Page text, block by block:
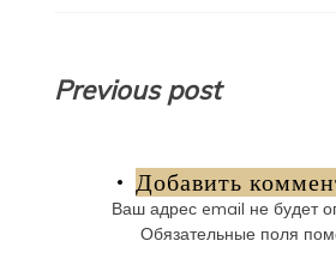
Навигация
записям
Previous post
Добавить
Ваш адрес email не будет
Обязательные поля